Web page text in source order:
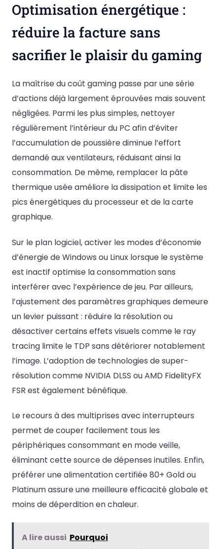
Optimisation énergétique :
réduire la facture sans
sacrifier le plaisir du gaming
La maîtrise du coût gaming passe par une série
d’actions déjà largement éprouvées mais souvent
négligées. Parmi les plus simples, nettoyer
régulièrement l’intérieur du PC afin d’éviter
l’accumulation de poussière diminue l’effort
demandé aux ventilateurs, réduisant ainsi la
consommation. De même, remplacer la pâte
thermique usée améliore la dissipation et limite les
pics énergétiques du processeur et de la carte
graphique.
Sur le plan logiciel, activer les modes d’économie
d’énergie de Windows ou Linux lorsque le système
est inactif optimise la consommation sans
interférer avec l’expérience de jeu. Par ailleurs,
l’ajustement des paramètres graphiques demeure
un levier puissant : réduire la résolution ou
désactiver certains effets visuels comme le ray
tracing limite le TDP sans détériorer notablement
l’image. L’adoption de technologies de super-
résolution comme NVIDIA DLSS ou AMD FidelityFX
FSR est également bénéfique.
Le recours à des multiprises avec interrupteurs
permet de couper facilement tous les
périphériques consommant en mode veille,
éliminant cette source de dépenses inutiles. Enfin,
préférer une alimentation certifiée 80+ Gold ou
Platinum assure une meilleure efficacité globale et
moins de déperdition en chaleur.
A lire aussi Pourquoi